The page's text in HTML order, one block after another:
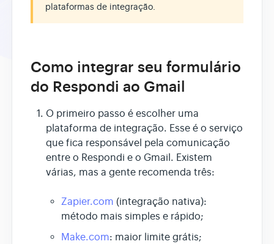
plataformas de integração.
Como integrar seu formulário
do Respondi ao Gmail
O primeiro passo é escolher uma
plataforma de integração. Esse é o serviço
que fica responsável pela comunicação
entre o Respondi e o Gmail. Existem
várias, mas a gente recomenda três:
Zapier.com (integração nativa):
método mais simples e rápido;
Make.com: maior limite grátis;